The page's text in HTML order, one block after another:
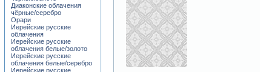
Диаконские облачения
чёрные/серебро
Орари
Иерейские русские
облачения
Иерейские русские
облачения белые/золото
Иерейские русские
облачения белые/серебро
Иерейские русские